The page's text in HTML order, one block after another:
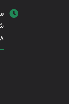
8 الی 13